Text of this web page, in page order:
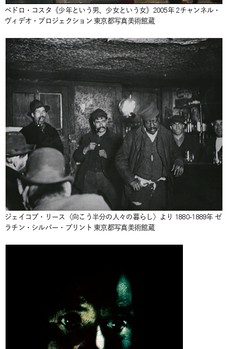
ペドロ・コスタ《少年という男、少女という女》2005年 2チャンネル・
ヴィデオ・プロジェクション 東京都写真美術館蔵
ジェイコブ・リース〈向こう半分の人々の暮らし〉より 1880-1889年 ゼ
ラチン・シルバー・プリント 東京都写真美術館蔵